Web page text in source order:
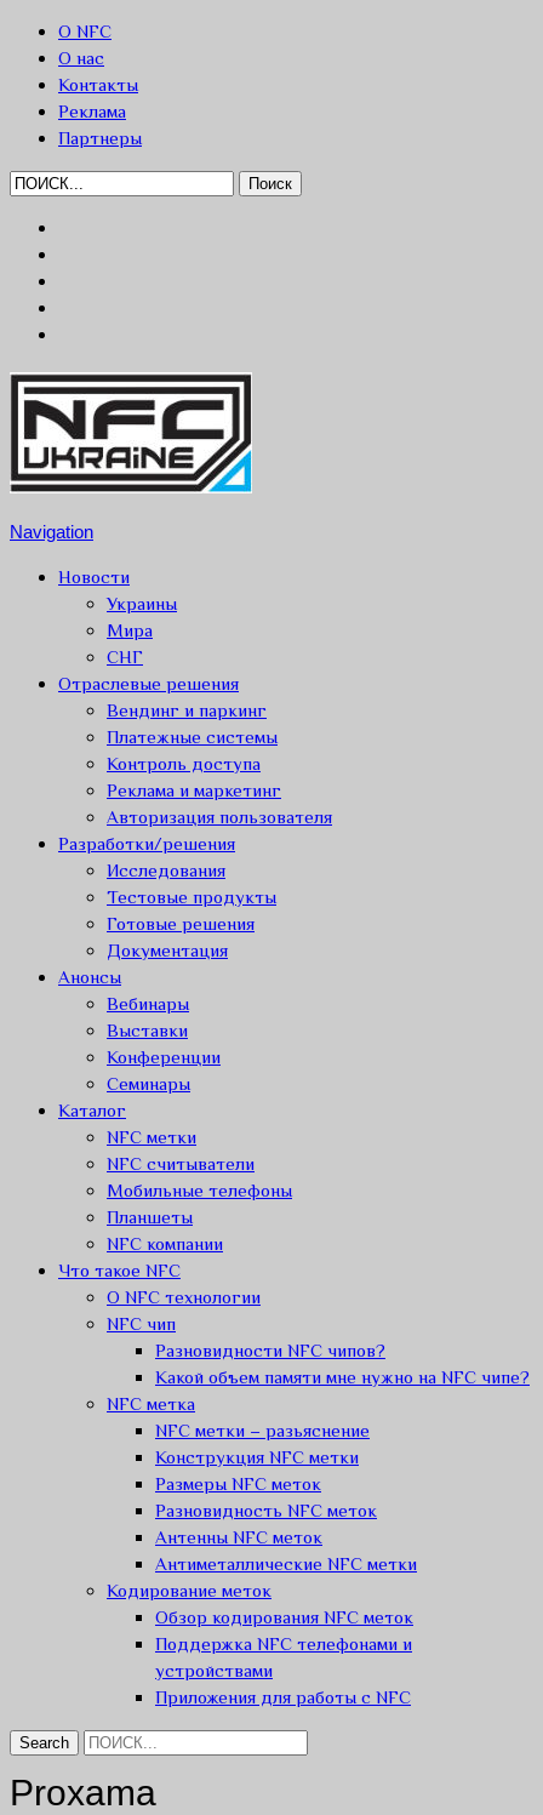
О NFC
О нас
Контакты
Реклама
Партнеры
Navigation
Новости
Украины
Мира
СНГ
Отраслевые решения
Вендинг и паркинг
Платежные системы
Контроль доступа
Реклама и маркетинг
Авторизация пользователя
Разработки/решения
Исследования
Тестовые продукты
Готовые решения
Документация
Анонсы
Вебинары
Выставки
Конференции
Семинары
Каталог
NFC метки
NFC считыватели
Мобильные телефоны
Планшеты
NFC компании
Что такое NFC
О NFC технологии
NFC чип
Разновидности NFC чипов?
Какой объем памяти мне нужно на NFC чипе?
NFC метка
NFC метки – разьяснение
Конструкция NFC метки
Размеры NFC меток
Разновидность NFC меток
Антенны NFC меток
Антиметаллические NFC метки
Кодирование меток
Обзор кодирования NFC меток
Поддержка NFC телефонами и
устройствами
Приложения для работы с NFC
Proxama